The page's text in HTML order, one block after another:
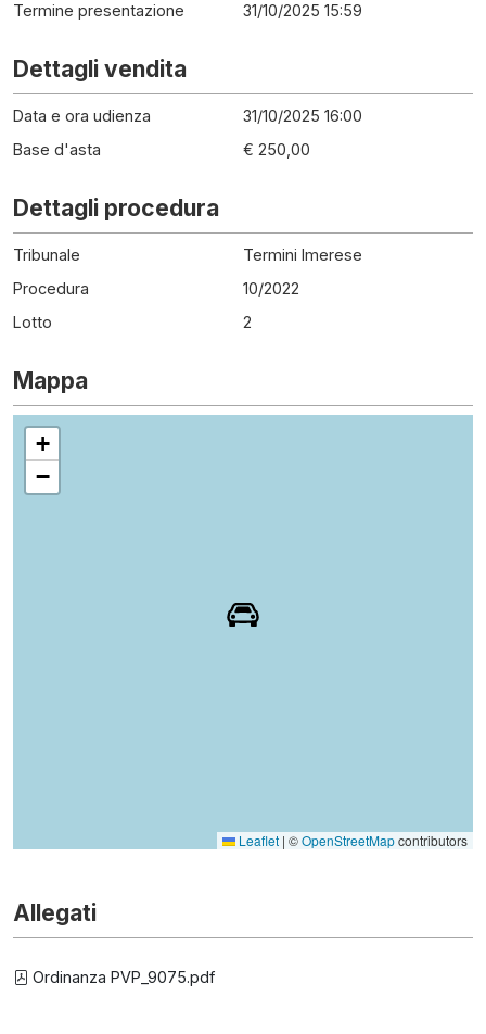
Termine presentazione
31/10/2025 15:59
Dettagli vendita
Data e ora udienza
31/10/2025 16:00
Base d'asta
€ 250,00
Dettagli procedura
Tribunale
Termini Imerese
Procedura
10/2022
Lotto
2
Mappa
+
−
Leaflet | ©OpenStreetMapcontributors
Allegati
Ordinanza PVP_9075.pdf